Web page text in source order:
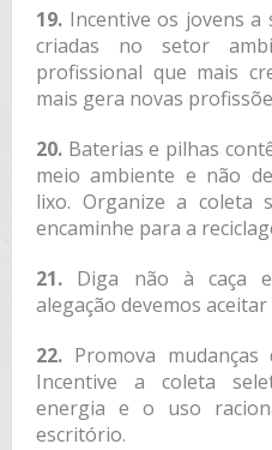
19.Incentive os jovens a
criadas no setor
profissional que mais
mais gera novas
20.Baterias e pilhas
meio ambiente e não
lixo. Organize a coleta
encaminhe para a
21.Diga não à caça
alegação devemos
22.Promova
Incentive a coleta
energia e o uso
escritório.